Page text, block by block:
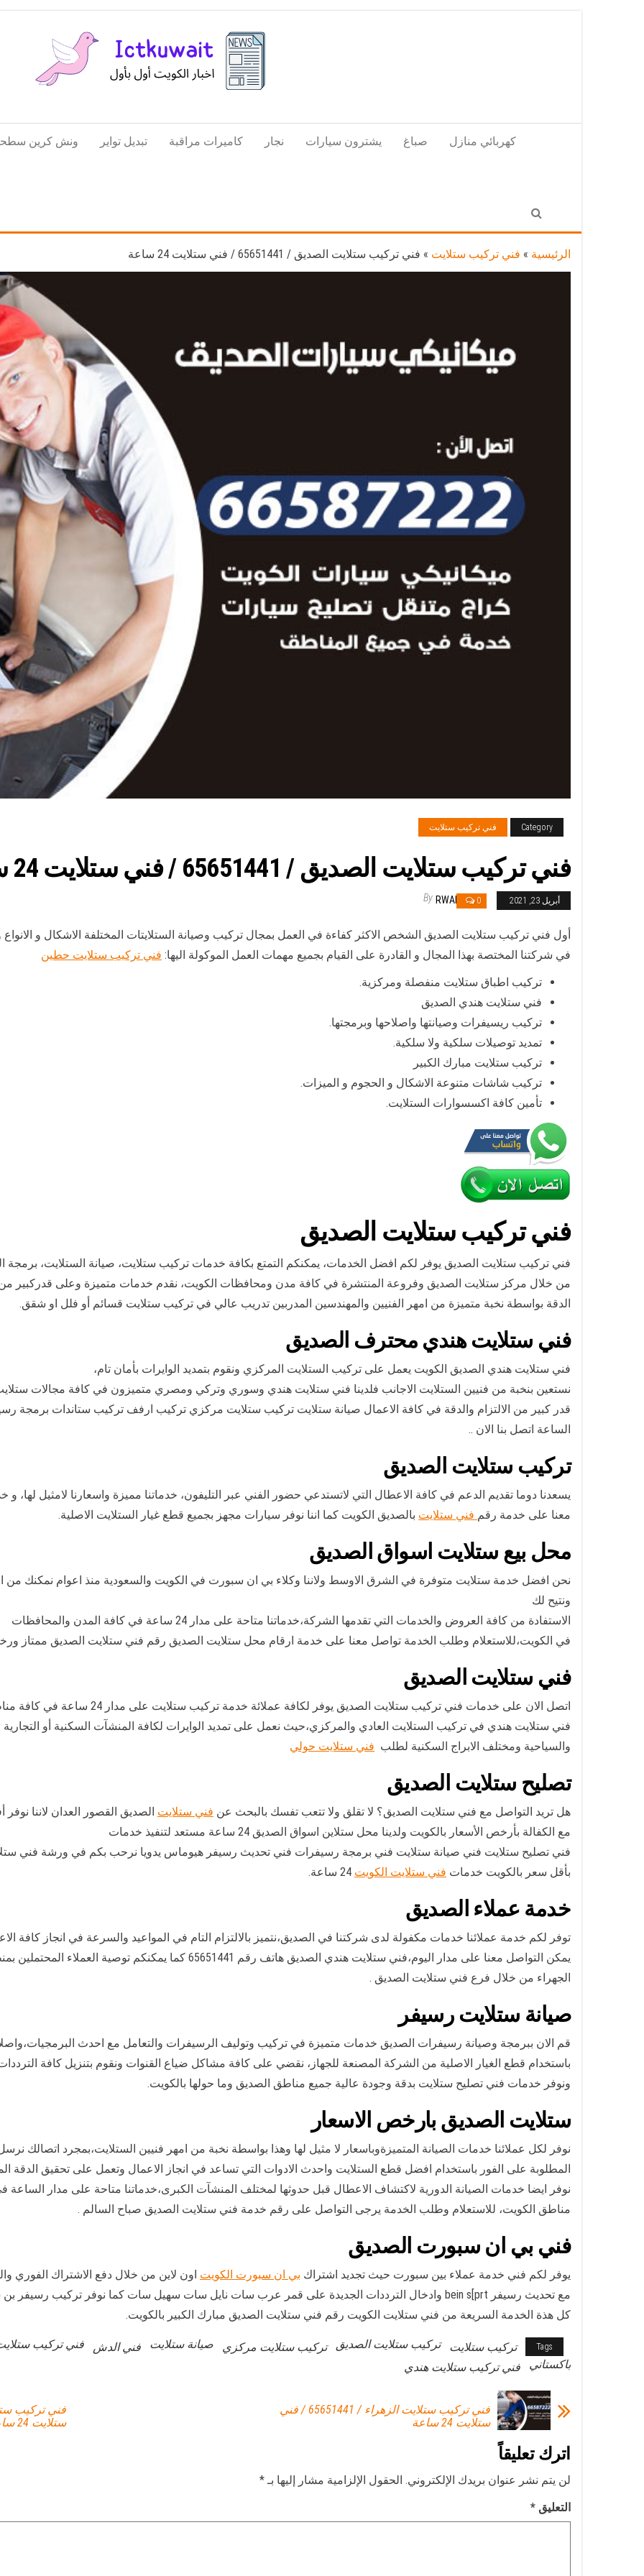
الكويت
تكنولوجيا
المعلومات
ونش كرين تبديل تواير كاميرات مراقبة نجار يشترون سيارات صباغ كهربائي منازل
الرئيسية » فني تركيب ستلايت » فني تركيب ستلايت الصديق / 65651441 / فني ستلايت 24 ساعة
Category فني تركيب ستلايت
فني تركيب ستلايت الصديق / 65651441 / فني ستلايت 24 ساعة
أبريل 23, 2021 0
By RWAN
أول فني تركيب ستلايت الصديق الشخص الاكثر كفاءة في العمل بمجال تركيب وصيانة الستلايتات المختلفة الاشكال و
في شركتنا المختصة بهذا المجال و القادرة على القيام بجميع مهمات العمل الموكولة اليها: فني تركيب ستلايت حطين
تركيب اطباق ستلايت منفصلة ومركزية.
فني ستلايت هندي الصديق
تركيب ريسيفرات وصيانتها واصلاحها وبرمجتها.
تمديد توصيلات سلكية ولا سلكية.
تركيب ستلايت مبارك الكبير
تركيب شاشات متنوعة الاشكال و الحجوم و الميزات.
تأمين كافة اكسسوارات الستلايت.
فني تركيب ستلايت الصديق
فني تركيب ستلايت الصديق يوفر لكم افضل الخدمات، يمكنكم التمتع بكافة خدمات تركيب ستلايت، صيانة الستلايت، برمجة
من خلال مركز ستلايت الصديق وفروعة المنتشرة في كافة مدن ومحافظات الكويت، نقدم خدمات متميزة وعلى قدركبير
الدقة بواسطة نخبة متميزة من امهر الفنيين والمهندسين المدربين تدريب عالي في تركيب ستلايت قسائم أو فلل او شقق.
فني ستلايت هندي محترف الصديق
فني ستلايت هندي الصديق الكويت يعمل على تركيب الستلايت المركزي ونقوم بتمديد الوايرات بأمان تام،
نستعين بنخبة من فنيين الستلايت الاجانب فلدينا فني ستلايت هندي وسوري وتركي ومصري متميزون في كافة مجالات
قدر كبير من الالتزام والدقة في كافة الاعمال صيانة ستلايت تركيب ستلايت مركزي تركيب ارفف تركيب ستاندات برمجة
الساعة اتصل بنا الان ..
تركيب ستلايت الصديق
يسعدنا دوما تقديم الدعم في كافة الاعطال التي لاتستدعي حضور الفني عبر التليفون، خدماتنا مميزة واسعارنا لامثيل لها، و
معنا على خدمة رقم فني ستلايت بالصديق الكويت كما اننا نوفر سيارات مجهز بجميع قطع غيار الستلايت الاصلية.
محل بيع ستلايت اسواق الصديق
نحن افضل خدمة ستلايت متوفرة في الشرق الاوسط ولاننا وكلاء بي ان سبورت في الكويت والسعودية منذ اعوام نمكنك
ونتيح لك
الاستفادة من كافة العروض والخدمات التي تقدمها الشركة،خدماتنا متاحة على مدار 24 ساعة في كافة المدن والمحافظات
في الكويت،للاستعلام وطلب الخدمة تواصل معنا على خدمة ارقام محل ستلايت الصديق رقم فني ستلايت الصديق ممتاز
فني ستلايت الصديق
اتصل الان على خدمات فني تركيب ستلايت الصديق يوفر لكافة عملائة خدمة تركيب ستلايت على مدار 24 ساعة في كافة مناطق الكويت،نستعين بخبرات
فني ستلايت هندي في تركيب الستلايت العادي والمركزي،حيث نعمل على تمديد الوايرات لكافة المنشآت السكنية أو التجارية
والسياحية ومختلف الابراج السكنية لطلب فني ستلايت حولي
تصليح ستلايت الصديق
هل تريد التواصل مع فني ستلايت الصديق؟ لا تقلق ولا تتعب تفسك بالبحث عن فني ستلايت الصديق القصور العدان لاننا
مع الكفالة بأرخص الأسعار بالكويت ولدينا محل ستلاين اسواق الصديق 24 ساعة مستعد لتنفيذ خدمات
فني تصليح ستلايت فني صيانة ستلايت فني برمجة رسيفرات فني تحديث رسيفر هيوماس يدويا نرحب بكم في ورشة فني
بأقل سعر بالكويت خدمات فني ستلايت الكويت
خدمة عملاء الصديق
توفر لكم خدمة عملائنا خدمات مكفولة لدى شركتنا في الصديق،نتميز بالالتزام التام في المواعيد والسرعة في انجاز كافة
يمكن التواصل معنا على مدار اليوم،فني ستلايت هندي الصديق هاتف رقم 65651441 كما يمكنكم توصية العملاء المحتملين بمنطقة
الجهراء من خلال فرع فني ستلايت الصديق .
صيانة ستلايت رسيفر
قم الان ببرمجة وصيانة رسيفرات الصديق خدمات متميزة في تركيب وتوليف الرسيفرات والتعامل مع احدث
باستخدام قطع الغيار الاصلية من الشركة المصنعة للجهاز، نقضي على كافة مشاكل ضياع القنوات ونقوم بتنزيل كافة
ونوفر خدمات فني تصليح ستلايت بدقة وجودة عالية جميع مناطق الصديق وما حولها بالكويت.
ستلايت الصديق بارخص الاسعار
نوفر لكل عملائنا خدمات الصيانة المتميزةوباسعار لا مثيل لها وهذا بواسطة نخبة من امهر فنيين الستلايت،بمجرد اتصالك
المطلوبة على الفور باستخدام افضل قطع الستلايت واحدث الادوات التي تساعد في انجاز الاعمال وتعمل على تحقيق الدقة
نوفر ايضا خدمات الصيانة الدورية لاكتشاف الاعطال قبل حدوثها لمختلف المنشآت الكبرى،خدماتنا متاحة على مدار الساعة
مناطق الكويت، للاستعلام وطلب الخدمة يرجى التواصل على رقم خدمة فني ستلايت الصديق صباح السالم .
فني بي ان سبورت الصديق
يوفر لكم فني خدمة عملاء بين سبورت حيث تجديد اشتراك بي ان سبورت الكويت اون لاين من خلال دفع الاشتراك الفوري
مع تحديث رسيفر bein s[prt وادخال الترددات الجديدة على قمر عرب سات نايل سات سهيل سات كما نوفر تركيب رسيفر بن سبورت 4k
كل هذة الخدمة السريعة من فني ستلايت الكويت رقم فني ستلايت الصديق مبارك الكبير بالكويت.
Tags تركيب ستلايت تركيب ستلايت الصديق تركيب ستلايت مركزي صيانة ستلايت فني الدش فني تركيب
باكستاني
فني تركيب ستلايت هندي
ستلايت 24 ساعة
فني تركيب ستلايت الزهراء / 65651441 / فني
ستلايت 24 ساعة
اترك تعليقاً
لن يتم نشر عنوان بريدك الإلكتروني. الحقول الإلزامية مشار إليها بـ*
التعليق *